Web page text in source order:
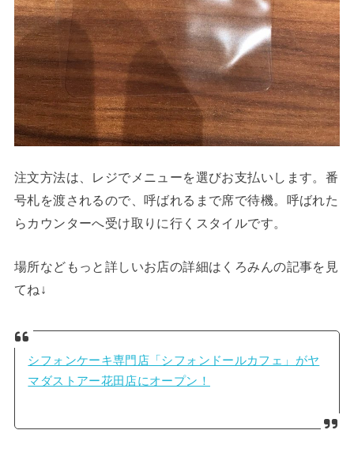
注文方法は、レジでメニューを選びお支払いします。番
号札を渡されるので、呼ばれるまで席で待機。呼ばれた
らカウンターへ受け取りに行くスタイルです。
場所などもっと詳しいお店の詳細はくろみんの記事を見
てね↓
シフォンケーキ専門店「シフォンドールカフェ」がヤ
マダストアー花田店にオープン！